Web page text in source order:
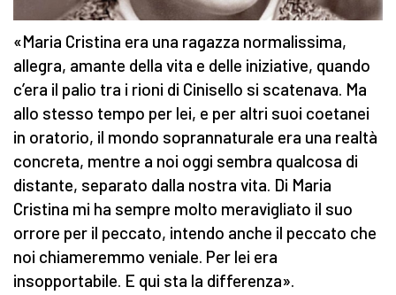
«Maria Cristina era una ragazza normalissima,
allegra, amante della vita e delle iniziative, quando
c’era il palio tra i rioni di Cinisello si scatenava. Ma
allo stesso tempo per lei, e per altri suoi coetanei
in oratorio, il mondo soprannaturale era una realtà
concreta, mentre a noi oggi sembra qualcosa di
distante, separato dalla nostra vita. Di Maria
Cristina mi ha sempre molto meravigliato il suo
orrore per il peccato, intendo anche il peccato che
noi chiameremmo veniale. Per lei era
insopportabile. E qui sta la differenza».